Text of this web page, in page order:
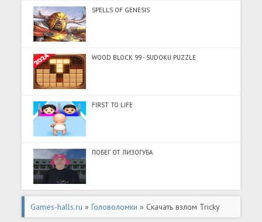
SPELLS OF GENESIS
WOOD BLOCK 99 - SUDOKU PUZZLE
FIRST TO LIFE
ПОБЕГ ОТ ЛИЗОГУБА
Games-halls.ru »Головоломки » Скачать взлом Tricky